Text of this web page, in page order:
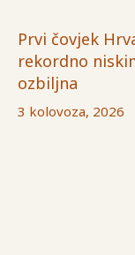
Prvi čovjek
rekordno
ozbiljna
3 kolovoza, 2026